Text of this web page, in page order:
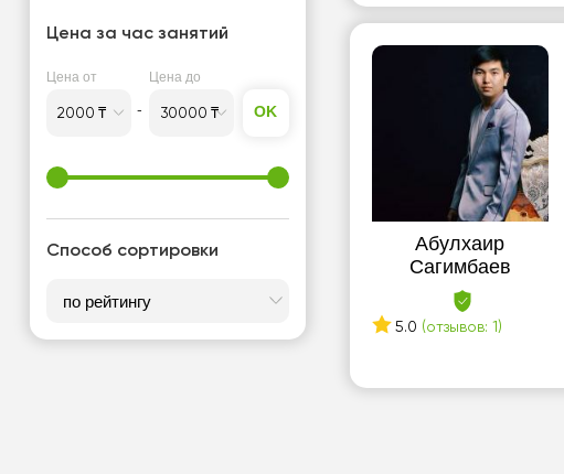
Абулхаир
Сагимбаев
5.0 (отзывов: 1)
Цена за час занятий
Цена от Цена до
OK
Способ сортировки